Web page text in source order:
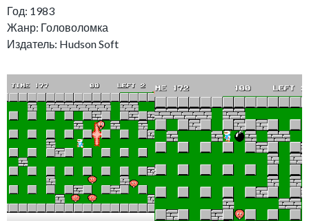
Год: 1983
Жанр: Головоломка
Издатель: Hudson Soft